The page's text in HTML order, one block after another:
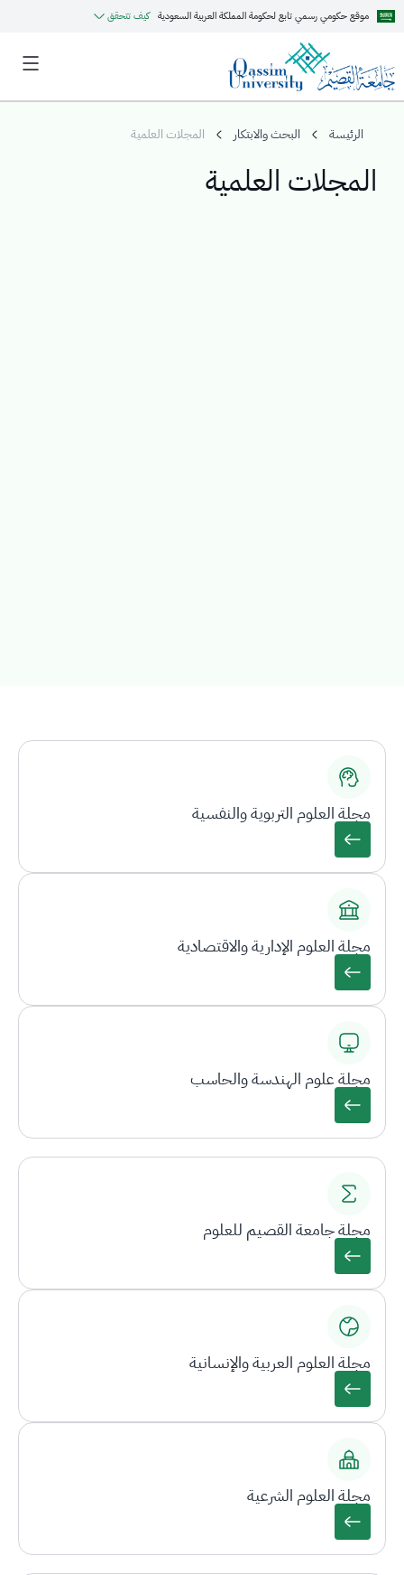
موقع حكومي رسمي تابع لحكومة المملكة العربية السعودية كيف تتحقق
الرئيسة البحث والابتكار المجلات العلمية
المجلات العلمية
مجلة العلوم التربوية والنفسية
مجلة العلوم الإدارية والاقتصادية
مجلة علوم الهندسة والحاسب
مجلة جامعة القصيم للعلوم
مجلة العلوم العربية والإنسانية
مجلة العلوم الشرعية